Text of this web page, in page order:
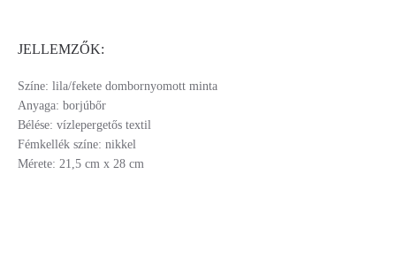
JELLEMZŐK:
Színe: lila/fekete dombornyomott minta
Anyaga: borjúbőr
Bélése: vízlepergetős textil
Fémkellék színe: nikkel
Mérete: 21,5 cm x 28 cm